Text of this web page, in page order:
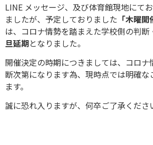
LINE メッセージ、及び体育館現地にて
ましたが、予定しておりました 「木曜開
は、コロナ情勢を踏まえた学校側の判断
旦延期となりました。
開催決定の時期につきましては、コロナ
断次第になります為、現時点では明確
ます。
誠に恐れ入りますが、何卒ご了承くださ